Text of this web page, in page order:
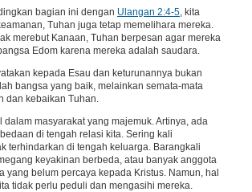
bagian ini dengan Ulangan 2:4-5, kita
Tuhan juga tetap memelihara mereka.
merebut Kanaan, Tuhan berpesan agar mereka
Edom karena mereka adalah saudara.
kepada Esau dan keturunannya bukan
bangsa yang baik, melainkan semata-mata
dan kebaikan Tuhan.
dalam masyarakat yang majemuk. Artinya, ada
di tengah relasi kita. Sering kali
terhindarkan di tengah keluarga. Barangkali
keyakinan berbeda, atau banyak anggota
yang belum percaya kepada Kristus. Namun, hal
tidak perlu peduli dan mengasihi mereka.